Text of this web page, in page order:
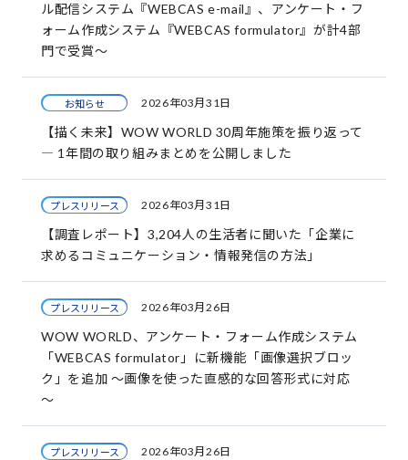
ル配信システム『WEBCAS e-mail』、アンケート・フ
ォーム作成システム『WEBCAS formulator』が計4部
門で受賞～
お知らせ 2026年03月31日
【描く未来】WOW WORLD 30周年施策を振り返って
― 1年間の取り組みまとめを公開しました
プレスリリース 2026年03月31日
【調査レポート】3,204人の生活者に聞いた「企業に
求めるコミュニケーション・情報発信の方法」
プレスリリース 2026年03月26日
WOW WORLD、アンケート・フォーム作成システム
「WEBCAS formulator」に新機能「画像選択ブロッ
ク」を追加 ～画像を使った直感的な回答形式に対応
～
プレスリリース 2026年03月26日